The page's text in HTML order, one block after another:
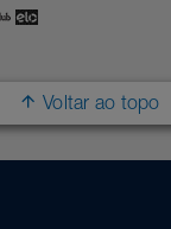
Voltar ao topo